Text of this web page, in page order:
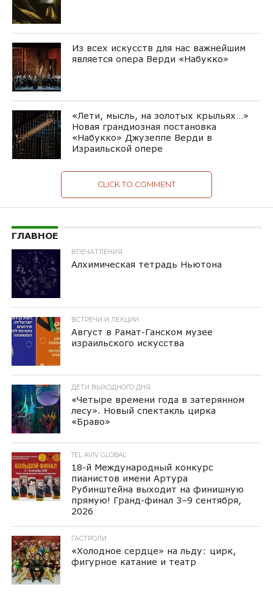
Из всех искусств для нас важнейшим
является опера Верди «Набукко»
«Лети, мысль, на золотых крыльях…»
Новая грандиозная постановка
«Набукко» Джузеппе Верди в
Израильской опере
CLICK TO COMMENT
ГЛАВНОЕ
ВПЕЧАТЛЕНИЯ
Алхимическая тетрадь Ньютона
ВСТРЕЧИ И ЛЕКЦИИ
Август в Рамат-Ганском музее
израильского искусства
ДЕТИ ВЫХОДНОГО ДНЯ
«Четыре времени года в затерянном
лесу». Новый спектакль цирка
«Браво»
TEL AVIV GLOBAL
18-й Международный конкурс
пианистов имени Артура
Рубинштейна выходит на финишную
прямую! Гранд-финал 3–9 сентября,
2026
ГАСТРОЛИ
«Холодное сердце» на льду: цирк,
фигурное катание и театр